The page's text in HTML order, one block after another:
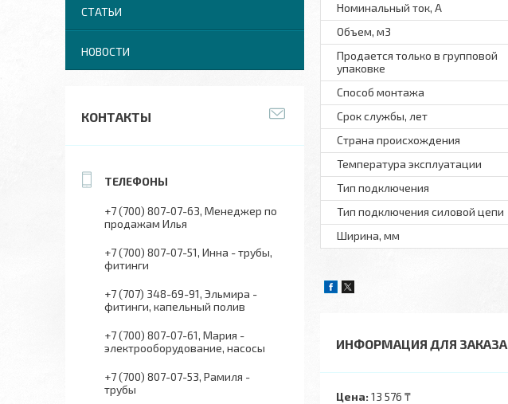
Номинальный ток, А
Объем, м3
Продается только в групповой
упаковке
Способ монтажа
Срок службы, лет
Страна происхождения
Температура эксплуатации
Тип подключения
Тип подключения силовой цепи
Ширина, мм
ИНФОРМАЦИЯ ДЛЯ ЗАКАЗА
Цена: 13 576 ₸
СТАТЬИ
НОВОСТИ
КОНТАКТЫ
+7 (700) 807-07-63 Менеджер по
продажам Илья
+7 (700) 807-07-51 Инна - трубы,
фитинги
+7 (707) 348-69-91 Эльмира -
фитинги, капельный полив
+7 (700) 807-07-61 Мария -
электрооборудование, насосы
+7 (700) 807-07-53 Рамиля -
трубы